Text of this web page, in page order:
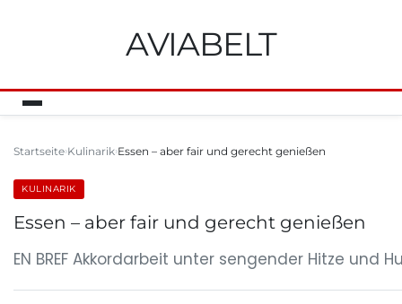
AVIABELT
Startseite Kulinarik Essen – aber fair und gerecht genießen
KULINARIK
Essen – aber fair und gerecht genießen
EN BREF Akkordarbeit unter sengender Hitze und